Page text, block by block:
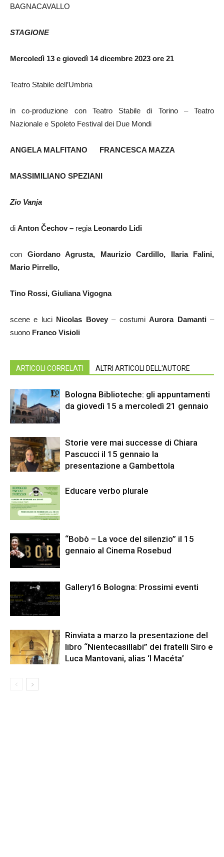
BAGNACAVALLO
STAGIONE
Mercoledì 13 e giovedì 14 dicembre 2023 ore 21
Teatro Stabile dell’Umbria
in co-produzione con Teatro Stabile di Torino – Teatro
Nazionale e Spoleto Festival dei Due Mondi
ANGELA MALFITANO FRANCESCA MAZZA
MASSIMILIANO SPEZIANI
Zio Vanja
di Anton Čechov – regia Leonardo Lidi
con Giordano Agrusta, Maurizio Cardillo, Ilaria Falini,
Mario Pirrello,
Tino Rossi, Giuliana Vigogna
scene e luci Nicolas Bovey– costumiAurora Damanti–
suono Franco Visioli
ARTICOLI CORRELATI ALTRI ARTICOLI DELL'AUTORE
Bologna Biblioteche: gli appuntamenti
da giovedì 15 a mercoledì 21 gennaio
Storie vere mai successe di Chiara
Pascucci il 15 gennaio la
presentazione a Gambettola
Educare verbo plurale
“Bobò – La voce del silenzio” il 15
gennaio al Cinema Rosebud
Gallery16 Bologna: Prossimi eventi
Rinviata a marzo la presentazione del
libro “Nientecasillabi” dei fratelli Siro e
Luca Mantovani, alias ‘I Macéta’